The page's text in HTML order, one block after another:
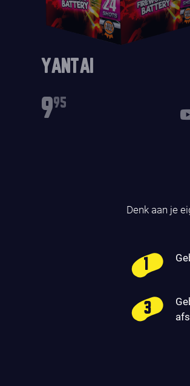
YANTAI
995
Denk aan je